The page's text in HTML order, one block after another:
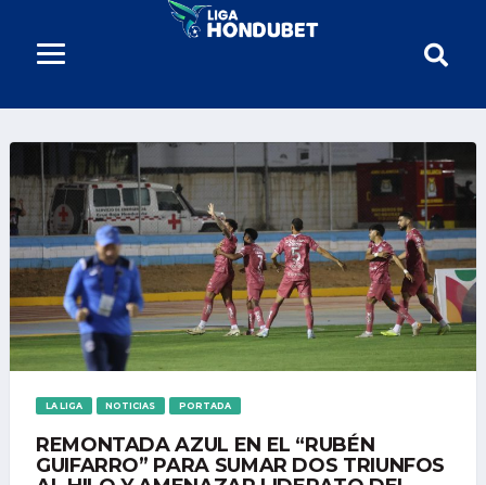
LA LIGA NOTICIAS PORTADA
REMONTADA AZUL EN EL “RUBÉN
GUIFARRO” PARA SUMAR DOS TRIUNFOS